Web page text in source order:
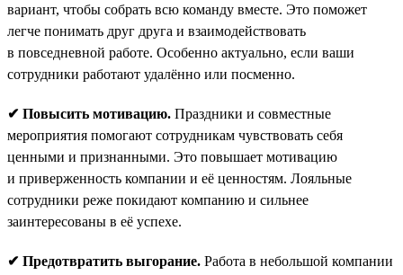
вариант, чтобы собрать всю команду вместе. Это поможет
легче понимать друг друга и взаимодействовать
в повседневной работе. Особенно актуально, если ваши
сотрудники работают удалённо или посменно.
✔ Повысить мотивацию. Праздники и совместные
мероприятия помогают сотрудникам чувствовать себя
ценными и признанными. Это повышает мотивацию
и приверженность компании и её ценностям. Лояльные
сотрудники реже покидают компанию и сильнее
заинтересованы в её успехе.
✔ Предотвратить выгорание. Работа в небольшой компании